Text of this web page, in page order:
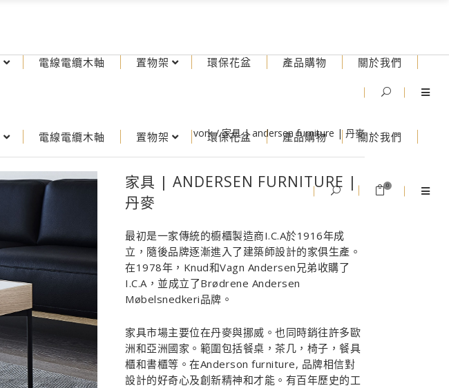
電線電纜木軸 置物架 環保花盆 產品購物 關於我們
0
電線電纜木軸 置物架 環保花盆 產品購物 關於我們
vork/家具 | andersen furniture | 丹麥
家具 | ANDERSEN FURNITURE |
丹麥
最初是一家傳統的櫥櫃製造商I.C.A於1916年成
立，隨後品牌逐漸進入了建築師設計的家俱生產。
在1978年，Knud和Vagn Andersen兄弟收購了
I.C.A，並成立了Brødrene Andersen
Møbelsnedkeri品牌。
家具市場主要位在丹麥與挪威。也同時銷往許多歐
洲和亞洲國家。範圍包括餐桌，茶几，椅子，餐具
櫃和書櫃等。在Anderson furniture, 品牌相信對
設計的好奇心及創新精神和才能。有百年歷史的工